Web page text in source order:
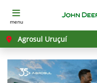
menu
Agrosul Uruçuí